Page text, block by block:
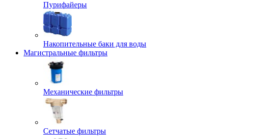
Пурифайеры
Накопительные баки для воды
Магистральные фильтры
Механические фильтры
Сетчатые фильтры